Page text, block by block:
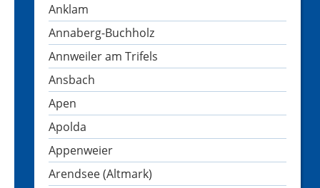
Anklam
Annaberg-Buchholz
Annweiler am Trifels
Ansbach
Apen
Apolda
Appenweier
Arendsee (Altmark)